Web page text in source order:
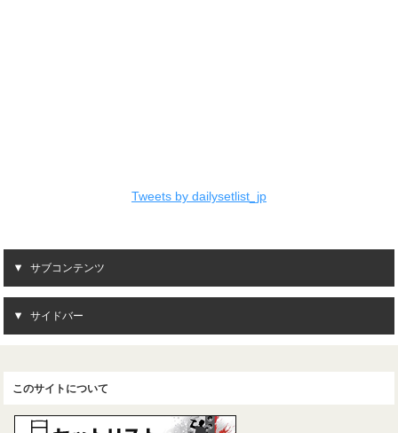
Tweets by dailysetlist_jp
サブコンテンツ
サイドバー
このサイトについて